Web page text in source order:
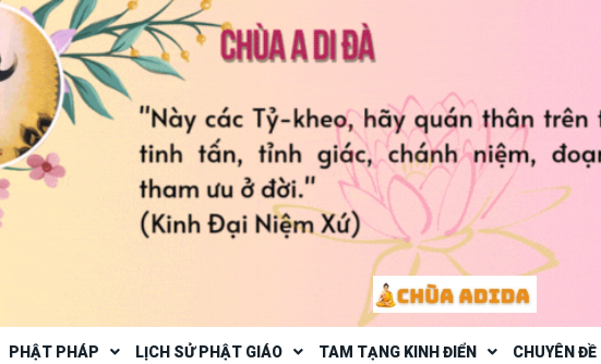
PHẬT PHÁP LỊCH SỬ PHẬT GIÁO TAM TẠNG KINH ĐIỂN CHUYÊN ĐỀ